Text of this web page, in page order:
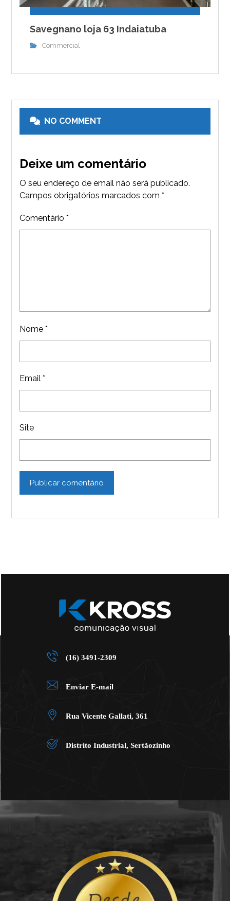
Savegnano loja 63 Indaiatuba
Commercial
NO COMMENT
Deixe um comentário
O seu endereço de email não será publicado.
Campos obrigatórios marcados com*
Comentário*
Nome*
Email*
Site
Publicar comentário
(16) 3491-2309
Enviar E-mail
Rua Vicente Gallati, 361
Distrito Industrial, Sertãozinho